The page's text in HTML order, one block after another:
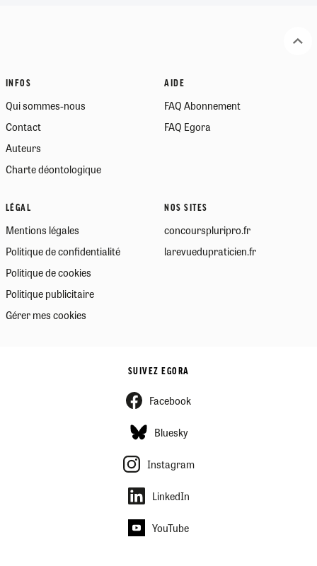
INFOS
Qui sommes-nous
Contact
Auteurs
Charte déontologique
AIDE
FAQ Abonnement
FAQ Egora
LÉGAL
Mentions légales
Politique de confidentialité
Politique de cookies
Politique publicitaire
Gérer mes cookies
NOS SITES
concourspluripro.fr
larevuedupraticien.fr
SUIVEZ EGORA
Facebook
Bluesky
Instagram
LinkedIn
YouTube